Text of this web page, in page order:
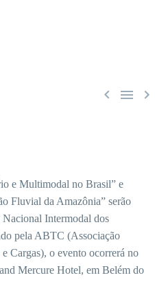
  
e Multimodal no Brasil” e
Fluvial da Amazônia” serão
Intermodal dos
pela ABTC (Associação
Cargas), o evento ocorrerá no
Mercure Hotel, em Belém do